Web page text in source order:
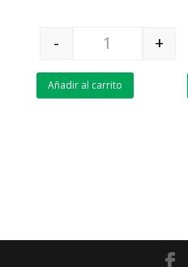
Quantity
- +
Añadir al carrito